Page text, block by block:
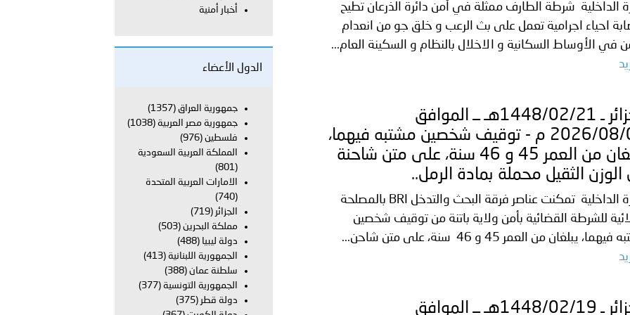
فلسطين ـ 1448/02/22هـ ــ الموافق 2026/08/05 م - الشرطة الفلسطينية والكلية الدولية الجامعية للعلوم والصحة توقعان اتفاقية
الإمارات ـ 1448/02/22هـ ــ الموافق 2026/08/05 م - شرطة أبوظبي تحذر من زيادة عدد الركاب في المركبات حفاظًا على سلامة
الإمارات ـ 1448/02/22هـ ــ الموافق 2026/08/05 م - شرطة أبوظبي تطلع وفد الشرطة الإيطالية على منظومتي التأهيل الشرطي
الإمارات ـ 1448/02/22هـ ــ الموافق 2026/08/05 م - شرطة أبوظبي تنظم حملة للتبرع بالدم في منطقة الظفرة تعزيزا للمسؤولية
الداخلية شرطة الطارف ممثلة في أمن دائرة الذرعان تطيح
احياء اجرامية تعمل على بث الرعب و خلق جو من انعدام
في الأوساط السكانية و الاخلال بالنظام و السكينة العام...
الجزائر ـ 1448/02/21هـ ــ الموافق
2026/08/04 م - توقيف شخصين مشتبه فيهما،
يبلغان من العمر 45 و 46 سنة، على متن شاحنة
الثقيل محملة بمادة الرمل..
وزارة الداخلية تمكنت عناصر فرقة البحث والتدخل BRI بالمصلحة
للشرطة القضائية بأمن ولاية باتنة من توقيف شخصين
يبلغان من العمر 45 و 46 سنة، على متن شاحن...
الجزائر ـ 1448/02/19هـ ــ الموافق
أخبار أمنية
الدول الأعضاء
جمهورية العراق (1357)
جمهورية مصر العربية (1038)
فلسطين(976)
المملكة العربية السعودية
(801)
الامارات العربية المتحدة
(740)
الجزائر (719)
مملكة البحرين (503)
دولة ليبيا (488)
الجمهورية اللبنانية (413)
سلطنة عمان (388)
الجمهورية التونسية (377)
دولة قطر (375)